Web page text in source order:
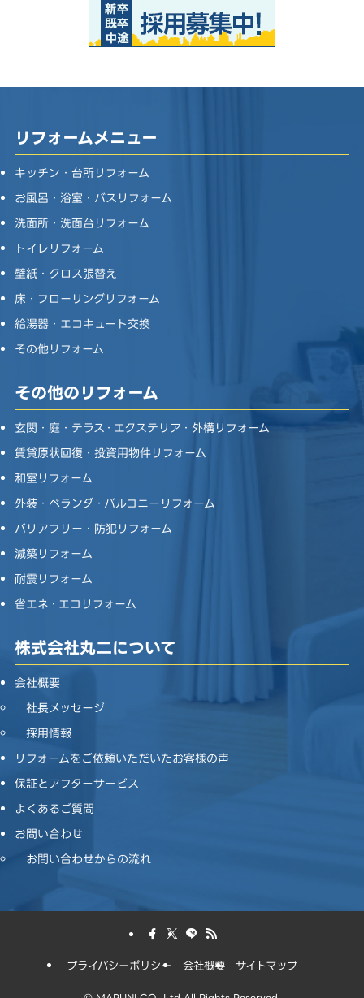
リフォームメニュー
キッチン・台所リフォーム
お風呂・浴室・バスリフォーム
洗面所・洗面台リフォーム
トイレリフォーム
壁紙・クロス張替え
床・フローリングリフォーム
給湯器・エコキュート交換
その他リフォーム
その他のリフォーム
玄関・庭・テラス・エクステリア・外構リフォーム
賃貸原状回復・投資用物件リフォーム
和室リフォーム
外装・ベランダ・バルコニーリフォーム
バリアフリー・防犯リフォーム
減築リフォーム
耐震リフォーム
省エネ・エコリフォーム
株式会社丸二について
会社概要
社長メッセージ
採用情報
リフォームをご依頼いただいたお客様の声
保証とアフターサービス
よくあるご質問
お問い合わせ
お問い合わせからの流れ
プライバシーポリシー 会社概要 サイトマップ